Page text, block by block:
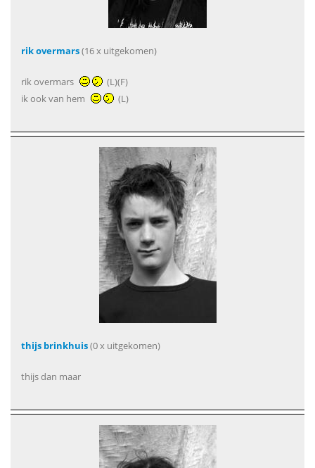
rik overmars(16 x uitgekomen)
rik overmars
(L)(F)
ik ook van hem
(L)
thijs brinkhuis(0 x uitgekomen)
thijs dan maar